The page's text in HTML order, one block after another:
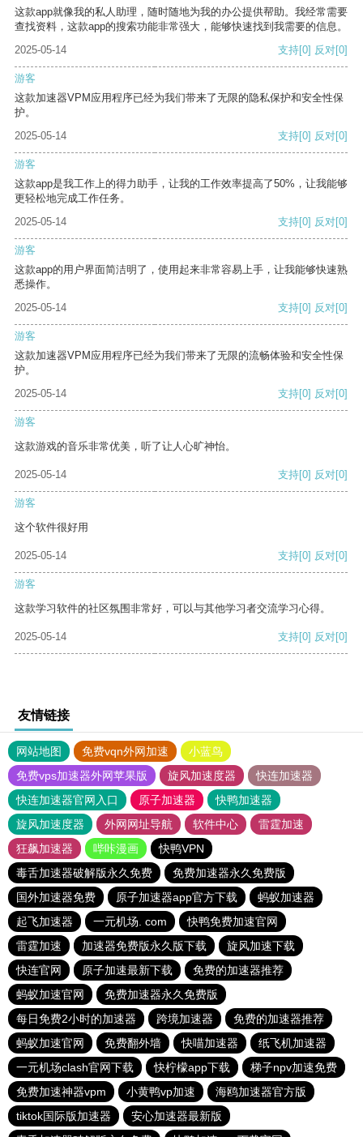
这款app就像我的私人助理，随时随地为我的办公提供帮助。我经常需要
查找资料，这款app的搜索功能非常强大，能够快速找到我需要的信息。
2025-05-14
支持[0] 反对[0]
游客
这款加速器VPM应用程序已经为我们带来了无限的隐私保护和安全性保
护。
2025-05-14
支持[0] 反对[0]
游客
这款app是我工作上的得力助手，让我的工作效率提高了50%，让我能够
更轻松地完成工作任务。
2025-05-14
支持[0] 反对[0]
游客
这款app的用户界面简洁明了，使用起来非常容易上手，让我能够快速熟
悉操作。
2025-05-14
支持[0] 反对[0]
游客
这款加速器VPM应用程序已经为我们带来了无限的流畅体验和安全性保
护。
2025-05-14
支持[0] 反对[0]
游客
这款游戏的音乐非常优美，听了让人心旷神怡。
2025-05-14 支持[0] 反对[0]
游客
这个软件很好用
2025-05-14 支持[0] 反对[0]
游客
这款学习软件的社区氛围非常好，可以与其他学习者交流学习心得。
2025-05-14 支持[0] 反对[0]
友情链接
网站地图 免费vqn外网加速
小蓝鸟
免费vps加速器外网苹果版
旋风加速度器
快连加速器
快连加速器官网入口
原子加速器
快鸭加速器
旋风加速度器
外网网址导航 软件中心
雷霆加速
狂飙加速器
哔咔漫画
快鸭VPN
毒舌加速器破解版永久免费
免费加速器永久免费版
国外加速器免费
原子加速器app官方下载
蚂蚁加速器
起飞加速器
一元机场. com
快鸭免费加速官网
雷霆加速
加速器免费版永久版下载
旋风加速下载
快连官网
原子加速最新下载
免费的加速器推荐
蚂蚁加速官网
免费加速器永久免费版
每日免费2小时的加速器
跨境加速器
免费的加速器推荐
蚂蚁加速官网
免费翻外墙 快喵加速器
纸飞机加速器
一元机场clash官网下载
快柠檬app下载
梯子npv加速免费
免费加速神器vpm
小黄鸭vp加速
海鸥加速器官方版
tiktok国际版加速器
安心加速器最新版